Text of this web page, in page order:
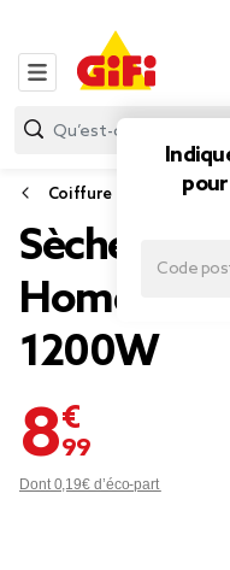
Coiffure
Sèche
Homday 2
1200W
8,99 €
Dont 0,19€ d’éco-part